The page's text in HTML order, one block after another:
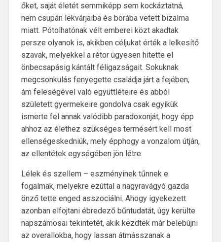
őket, saját életét semmiképp sem kockáztatná,
nem csupán lekvárjaiba és borába vetett bizalma
miatt. Pótolhatónak vélt emberei közt akadtak
persze olyanok is, akikben céljukat érték a lelkesítő
szavak, melyekkel a rétor ügyesen hitette el
önbecsapásig kántált féligazságait. Sokuknak
megcsonkulás fenyegette családja járt a fejében,
ám feleségével való együttléteire és abból
született gyermekeire gondolva csak egyikük
ismerte fel annak valódibb paradoxonját, hogy épp
ahhoz az élethez szükséges termésért kell most
ellenségeskedniük, mely épphogy a vonzalom útján,
az ellentétek egységében jön létre.
Lélek és szellem – eszményinek tűnnek e
fogalmak, melyekre ezúttal a nagyravágyó gazda
önző tette enged asszociálni. Ahogy igyekezett
azonban elfojtani ébredező bűntudatát, úgy kerülte
napszámosai tekintetét, akik kezdtek már belebújni
az overallokba, hogy lassan átmásszanak a